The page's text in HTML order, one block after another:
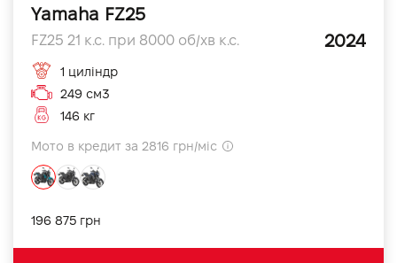
Yamaha FZ25
FZ25 21 к.с. при 8000 об/хв к.с. 2024
1 циліндр
249 см3
146 кг
Мото в кредит за 2816 грн/міс
196 875 грн